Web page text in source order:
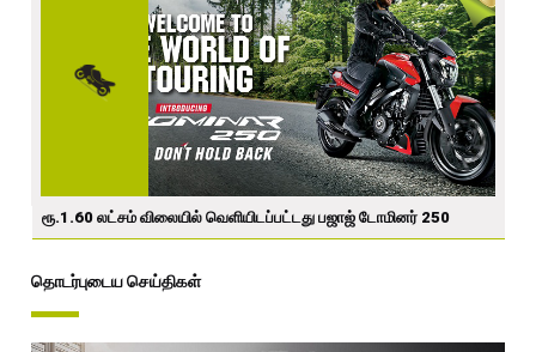
ரூ.1.60 லட்சம் விலையில் வெளியிடப்பட்டது பஜாஜ் டோமினர் 250
தொடர்புடைய செய்திகள்